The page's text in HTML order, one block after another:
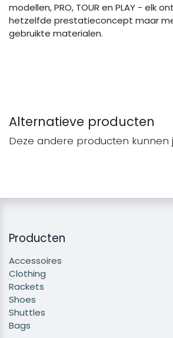
modellen, PRO, TOUR en PLAY - elk
hetzelfde prestatieconcept maar
gebruikte materialen.
Alternatieve producten
Deze andere producten kunnen
Producten
Accessoires
Clothing
Rackets
Shoes
Shuttles
Bags